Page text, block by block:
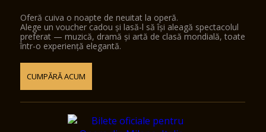
Oferă cuiva o noapte de neuitat la operă.
Alege un voucher cadou și lasă-l să își aleagă spectacolul
preferat — muzică, dramă și artă de clasă mondială, toate
într-o experiență elegantă.
CUMPĂRĂ ACUM